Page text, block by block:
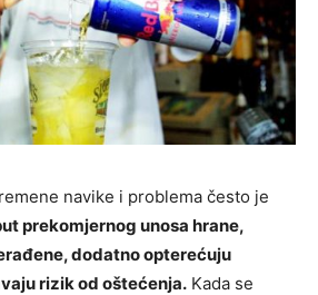
navike i problema često je
prekomjernog unosa hrane,
dodatno opterećuju
rizik od oštećenja. Kada se